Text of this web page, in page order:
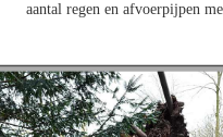
aantal regen en afvoerpijpen